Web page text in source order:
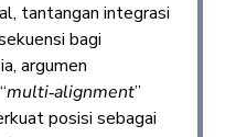
tantangan integrasi
bagi
argumen
multi‑alignment”
posisi sebagai